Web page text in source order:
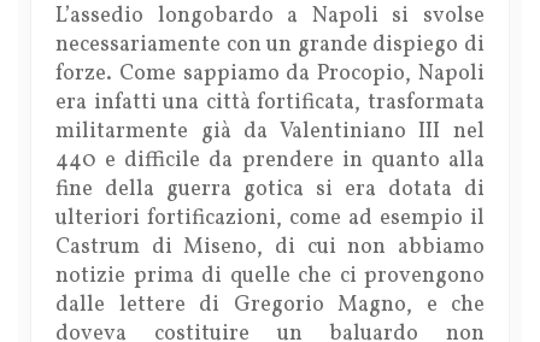
L’assedio longobardo a Napoli si svolse
necessariamente con un grande dispiego di
forze. Come sappiamo da Procopio, Napoli
era infatti una città fortificata, trasformata
militarmente già da Valentiniano III nel
440 e difficile da prendere in quanto alla
fine della guerra gotica si era dotata di
ulteriori fortificazioni, come ad esempio il
Castrum di Miseno, di cui non abbiamo
notizie prima di quelle che ci provengono
dalle lettere di Gregorio Magno, e che
doveva costituire un baluardo non